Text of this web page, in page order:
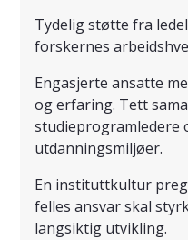
Tydelig støtte fra
forskernes
Engasjerte ansatte
og erfaring. Tett
studieprogramledere
utdanningsmiljøer.
En instituttkultur
felles ansvar skal
langsiktig utvikling.